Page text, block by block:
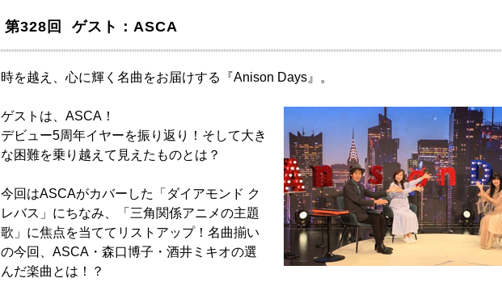
第328回 ゲスト：ASCA
時を越え、心に輝く名曲をお届けする『Anison Days』。
ゲストは、ASCA！
デビュー5周年イヤーを振り返り！そして大き
な困難を乗り越えて見えたものとは？
今回はASCAがカバーした「ダイアモンド ク
レバス」にちなみ、「三角関係アニメの主題
歌」に焦点を当ててリストアップ！名曲揃い
の今回、ASCA・森口博子・酒井ミキオの選
んだ楽曲とは！？